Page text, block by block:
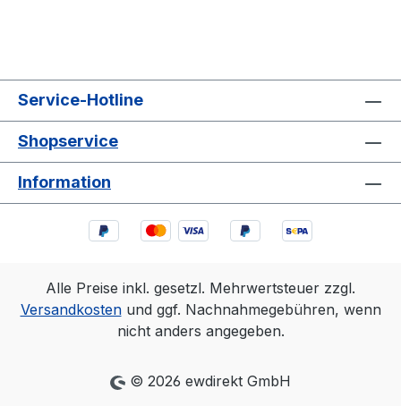
Service-Hotline
Shopservice
Information
Alle Preise inkl. gesetzl. Mehrwertsteuer zzgl.
Versandkostenund ggf. Nachnahmegebühren, wenn
nicht anders angegeben.
© 2026 ewdirekt GmbH